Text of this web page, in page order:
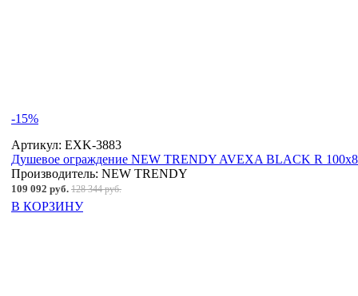
-15%
Артикул: EXK-3883
Душевое ограждение NEW TRENDY AVEXA BLACK R
Производитель: NEW TRENDY
109 092 руб. 128 344 руб.
В КОРЗИНУ